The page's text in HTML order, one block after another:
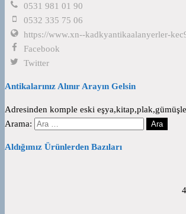
0531 981 01 90
0532 335 75 06
https://www.xn--kadkyantikaalanyerler-
Facebook
Twitter
Antikalarınız Alınır Arayın Gelsin
Adresinden komple eski
Arama:
Aldığımız Ürünlerden Bazıları